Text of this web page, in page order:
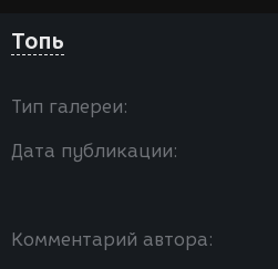
Топь
Тип галереи:
Дата публикации:
Комментарий автора: